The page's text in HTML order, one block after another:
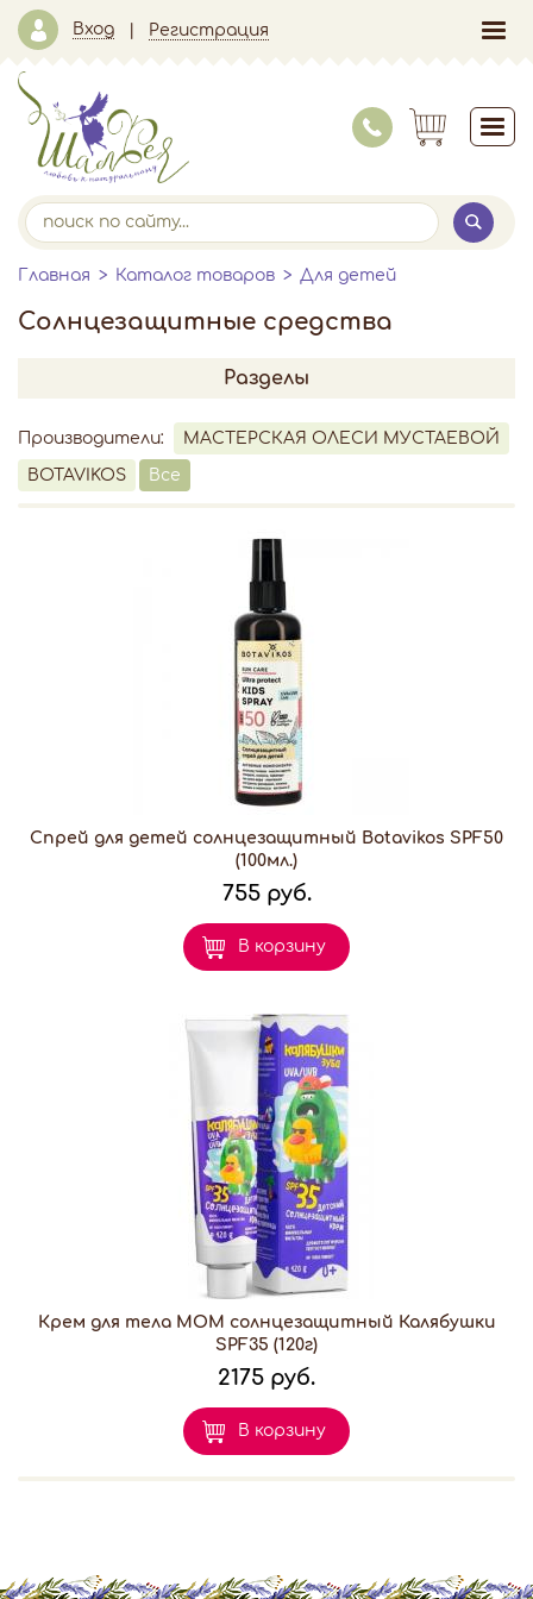
Вход Регистрация
Главная Каталог товаров Для детей
Солнцезащитные средства
Разделы
Производители: МАСТЕРСКАЯ ОЛЕСИ МУСТАЕВОЙ
BOTAVIKOS Все
Спрей для детей солнцезащитный Botavikos SPF50
(100мл.)
755 руб.
В корзину
Крем для тела МОМ солнцезащитный Калябушки
SPF35 (120г)
2175 руб.
В корзину